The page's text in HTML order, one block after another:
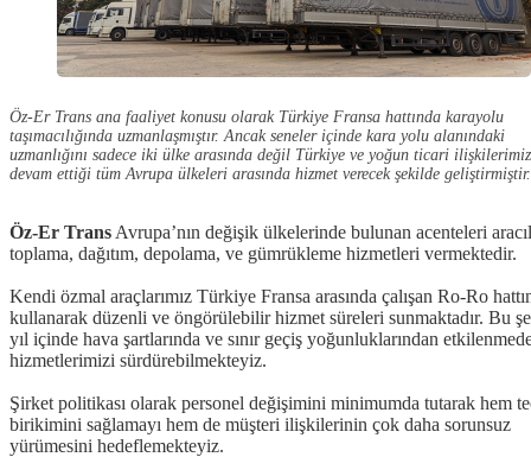
Öz-Er Trans ana faaliyet konusu olarak Türkiye Fransa hattında karayolu
taşımacılığında uzmanlaşmıştır. Ancak seneler içinde kara yolu alanındaki
uzmanlığını sadece iki ülke arasında değil Türkiye ve yoğun ticari
devam ettiği tüm Avrupa ülkeleri arasında hizmet verecek şekilde geliştirmiştir.
Öz-Er Trans Avrupa’nın değişik ülkelerinde bulunan acenteleri
toplama, dağıtım, depolama, ve gümrükleme hizmetleri vermektedir.
Kendi özmal araçlarımız Türkiye Fransa arasında çalışan Ro-Ro
kullanarak düzenli ve öngörülebilir hizmet süreleri sunmaktadır. Bu
yıl içinde hava şartlarında ve sınır geçiş yoğunluklarından
hizmetlerimizi sürdürebilmekteyiz.
Şirket politikası olarak personel değişimini minimumda tutarak hem
birikimini sağlamayı hem de müşteri ilişkilerinin çok daha sorunsuz
yürümesini hedeflemekteyiz.